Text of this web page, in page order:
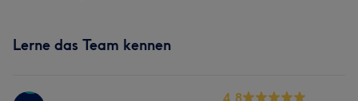
Lerne das Team kennen
4.8